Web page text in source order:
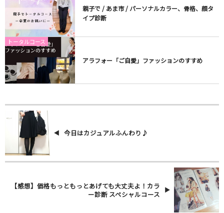
親子で / あま市 / パーソナルカラー、骨格、顔タ
イプ診断
トータルコース
アラフォー「ご自愛」ファッションのすすめ
今日はカジュアルふんわり♪
【感想】価格もっともっとあげても大丈夫よ！カラ
ー診断 スペシャルコース